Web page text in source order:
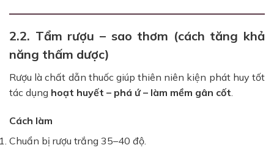
2.2. Tẩm rượu – sao thơm (cách tăng khả
năng thấm dược)
Rượu là chất dẫn thuốc giúp thiên niên kiện phát huy tốt
tác dụng hoạt huyết – phá ứ – làm mềm gân cốt
Cách làm
Chuẩn bị rượu trắng 35–40 độ.